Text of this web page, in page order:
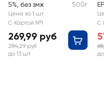
5%, без змж
500г
Цена за 1 шт
С Картой №1
269,99 руб
284,29 руб
до 13 шт
С